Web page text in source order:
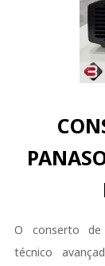
O conserto de
técnico